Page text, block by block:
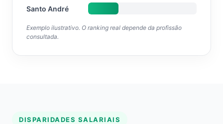
Santo André
Exemplo ilustrativo. O ranking real depende da profissão
consultada.
DISPARIDADES SALARIAIS